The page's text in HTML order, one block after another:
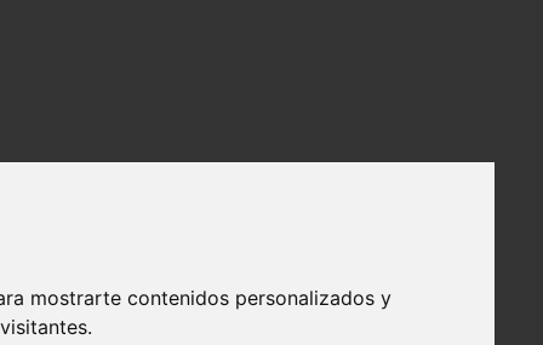
mostrarte contenidos personalizados y